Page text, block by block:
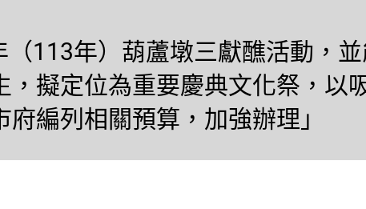
113年）葫蘆墩三獻醮活動，
擬定位為重要慶典文化祭，以
編列相關預算，加強辦理」